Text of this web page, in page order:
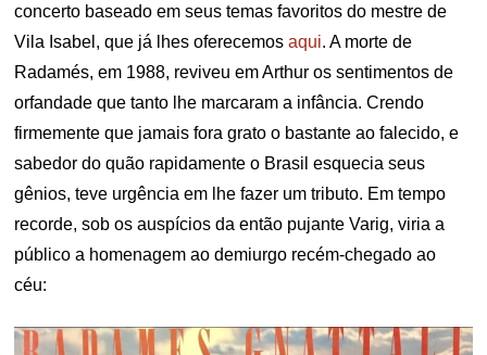
concerto baseado em seus temas favoritos do mestre de
Vila Isabel, que já lhes oferecemosaqui. A morte de
Radamés, em 1988, reviveu em Arthur os sentimentos de
orfandade que tanto lhe marcaram a infância. Crendo
firmemente que jamais fora grato o bastante ao falecido, e
sabedor do quão rapidamente o Brasil esquecia seus
gênios, teve urgência em lhe fazer um tributo. Em tempo
recorde, sob os auspícios da então pujante Varig, viria a
público a homenagem ao demiurgo recém-chegado ao
céu: